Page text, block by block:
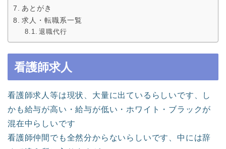
あとがき
求人・転職系一覧
退職代行
看護師求人
看護師求人等は現状、大量に出ているらしいです、し
かも給与が高い・給与が低い・ホワイト・ブラックが
混在中らしいです
看護師仲間でも全然分からないらしいです、中には辞